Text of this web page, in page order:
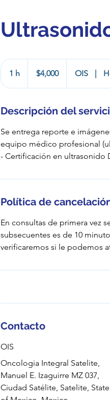
1 h
mexicanos
$4,000 OIS |
Descripción del
Se entrega reporte e
equipo médico profesional
- Certificación en ultrasonido
Política de
En consultas de primera vez
subsecuentes es de 10
verificaremos si le podemos
Contacto
OIS
Oncologia Integral Satelite,
Manuel E. Izaguirre MZ 037,
Ciudad Satélite, Satelite, State